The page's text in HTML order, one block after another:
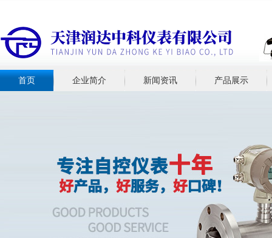
首页 企业简介 新闻资讯 产品展示